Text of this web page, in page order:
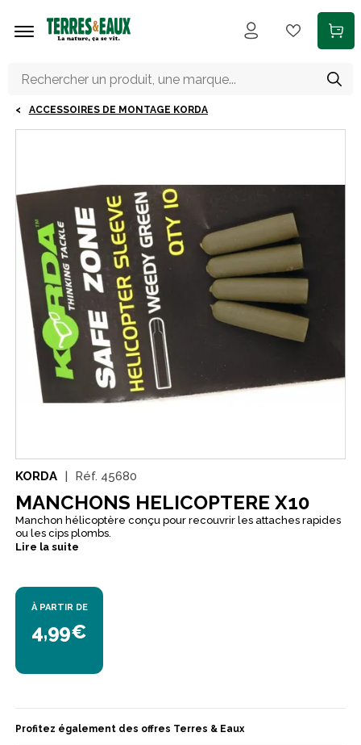
ACCESSOIRES DE MONTAGE KORDA
KORDA Réf. 45680
MANCHONS HELICOPTERE X10
Manchon hélicoptère conçu pour recouvrir les attaches rapides
ou les cips plombs.
Lire la suite
À PARTIR DE
4,99€
Profitez également des offres Terres & Eaux